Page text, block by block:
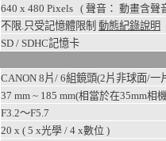
640 x 480 Pixels ( 聲音： 動畫含聲
不限.只受記憶體限制 動態紀錄說明
SD / SDHC記憶卡
CANON 8片/ 6組鏡頭(2片非球面/
37 mm ~ 185 mm(相當於在35mm相
F3.2～F5.7
20 x ( 5 x光學 / 4 x數位 )